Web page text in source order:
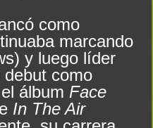
como
marcando
y luego líder
como
álbum Face
In The Air